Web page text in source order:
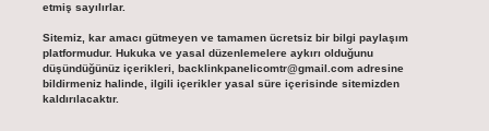
etmiş sayılırlar.
Sitemiz, kar amacı gütmeyen ve tamamen ücretsiz bir bilgi paylaşım
platformudur. Hukuka ve yasal düzenlemelere aykırı olduğunu
düşündüğünüz içerikleri, backlinkpanelicomtr@gmail.comadresine
bildirmeniz halinde, ilgili içerikler yasal süre içerisinde sitemizden
kaldırılacaktır.